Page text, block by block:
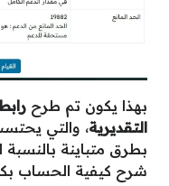
بهذا يكون تم طرح
التقديرية، والتي
بطرق متباينة
شرح كيفية الحساب